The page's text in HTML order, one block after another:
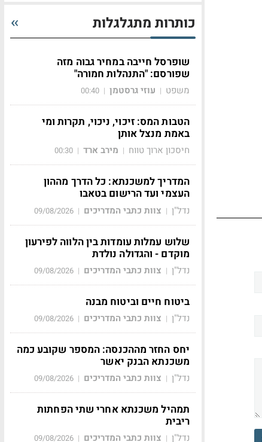
כותרות מתגלגלות
שופרסל חייבה במחיר גבוה מזה
שפורסם: "התנהלות חמורה"
משפט | עוזי גרסטמן |
00:40
הטבות המס: זיכוי, ניכוי, תקרות ומי
באמת מנצל אותן
חיסכון ארוך טווח | מירב ארד |
00:30
המדריך למשכנתא: כל הדרך מההון
העצמי ועד הרישום בטאבו
נדל"ן | צוות כתבי המדריכים |
09/08/2026
שלוש עמלות עומדות בין הלווה לפירעון
מוקדם - והגדולה נולדת
נדל"ן | צוות כתבי המדריכים |
09/08/2026
ביטוח חיים וביטוח מבנה
נדל"ן | צוות כתבי המדריכים |
09/08/2026
יחס החזר מההכנסה: המספר שקובע כמה
משכנתא הבנק יאשר
נדל"ן | צוות כתבי המדריכים |
09/08/2026
תמהיל משכנתא אחרי שתי הפחתות
ריבית
נדל"ן | צוות כתבי המדריכים |
09/08/2026